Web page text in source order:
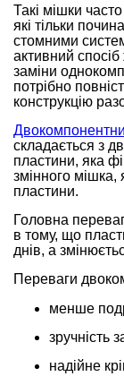
Такі мішки
які тільки
стомними
активний
заміни
потрібно
конструкцію
складається з
пластини, яка
змінного мішка,
пластини.
Головна
в тому, що
днів, а
Переваги
менше
зручність
надійне